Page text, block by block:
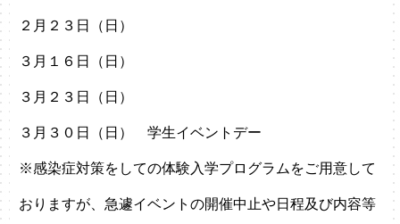
２月２３日（日）
３月１６日（日）
３月２３日（日）
３月３０日（日） 学生イベントデー
※感染症対策をしての体験入学プログラムをご用意して
おりますが、急遽イベントの開催中止や日程及び内容等